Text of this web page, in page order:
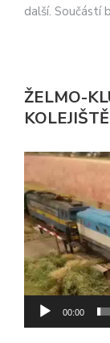
další. Součástí
ŽELMO-
KOLEJIŠTĚ
Video
přehrávač
00:00